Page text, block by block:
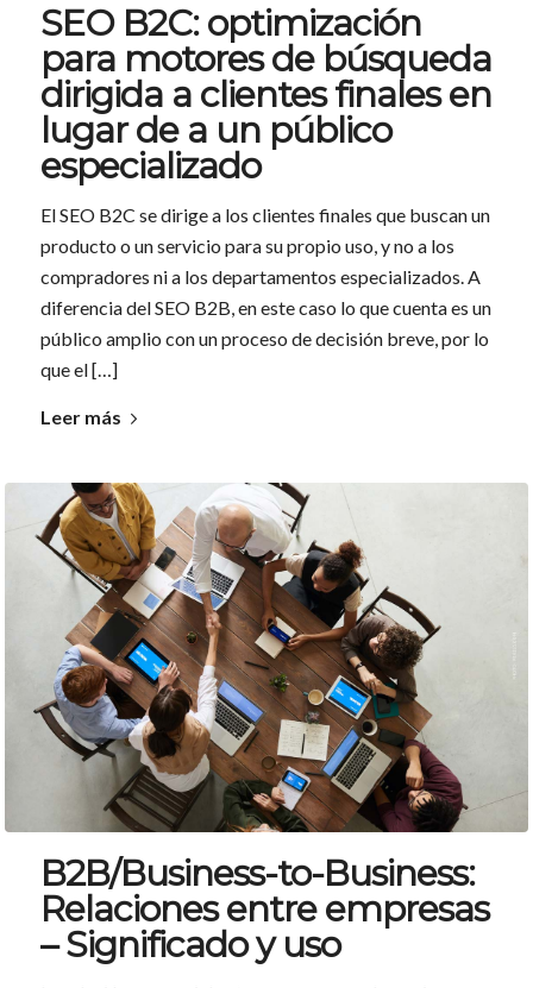
SEO B2C: optimización
para motores de búsqueda
dirigida a clientes finales en
lugar de a un público
especializado
El SEO B2C se dirige a los clientes finales que buscan un
producto o un servicio para su propio uso, y no a los
compradores ni a los departamentos especializados. A
diferencia del SEO B2B, en este caso lo que cuenta es un
público amplio con un proceso de decisión breve, por lo
que el […]
Leer más
B2B/Business-to-Business:
Relaciones entre empresas
– Significado y uso